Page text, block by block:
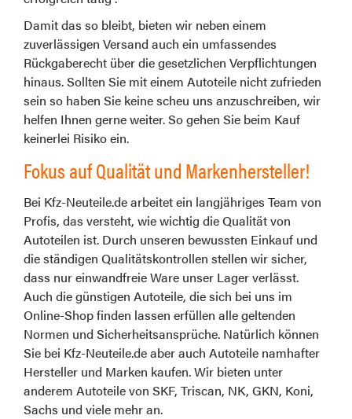
Damit das so bleibt, bieten wir neben einem
zuverlässigen Versand auch ein umfassendes
Rückgaberecht über die gesetzlichen Verpflichtungen
hinaus. Sollten Sie mit einem Autoteile nicht zufrieden
sein so haben Sie keine scheu uns anzuschreiben, wir
helfen Ihnen gerne weiter. So gehen Sie beim Kauf
keinerlei Risiko ein.
Fokus auf Qualität und Markenhersteller!
Bei Kfz-Neuteile.de arbeitet ein langjähriges Team von
Profis, das versteht, wie wichtig die Qualität von
Autoteilen ist. Durch unseren bewussten Einkauf und
die ständigen Qualitätskontrollen stellen wir sicher,
dass nur einwandfreie Ware unser Lager verlässt.
Auch die günstigen Autoteile, die sich bei uns im
Online-Shop finden lassen erfüllen alle geltenden
Normen und Sicherheitsansprüche. Natürlich können
Sie bei Kfz-Neuteile.de aber auch Autoteile namhafter
Hersteller und Marken kaufen. Wir bieten unter
anderem Autoteile von SKF, Triscan, NK, GKN, Koni,
Sachs und viele mehr an.